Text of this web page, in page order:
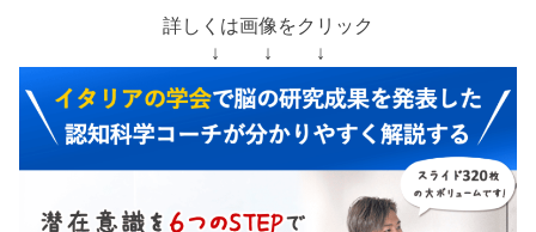
詳しくは画像をクリック
↓ ↓ ↓